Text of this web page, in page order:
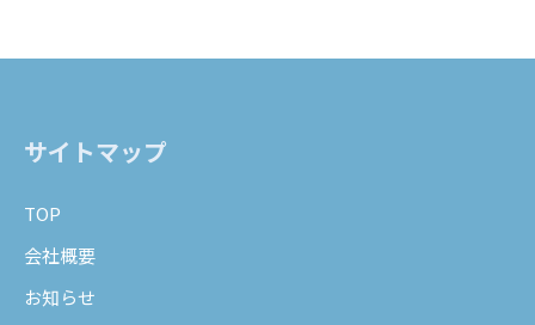
サイトマップ
TOP
会社概要
お知らせ